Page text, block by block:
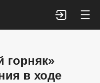
Войти
горняк»
в ходе